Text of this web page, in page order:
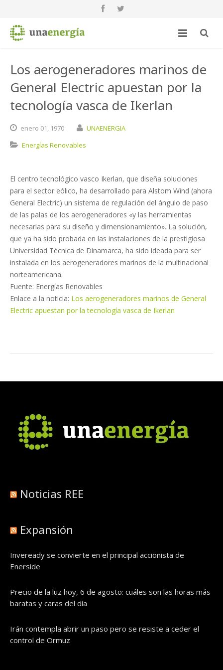
Los aerogeneradores marinos de
General Electric apuestan por la
tecnología vasca de Ikerlan
enero 01, 1970
UNAENERGIA
Energías Renovables
El centro tecnológico vasco Ikerlan, que diseña soluciones
para el sector eólico, ha desarrollado para Alstom Wind (ahora
General Electric) un sistema de regulación del ángulo de paso
de las palas de los aerogeneradores «y las herramientas
necesarias para su diseño y dimensionamiento». La solución,
que ya ha sido probada en las instalaciones de la prestigiosa
Universidad Técnica de Dinamarca, ha sido ideada para ser
instalada en los aerogeneradores marinos de la multinacional
norteamericana.
Fuente: Energías Renovables
Enlace a la noticia: Los aerogeneradores marinos de General
Electric apuestan por la tecnología vasca de Ikerlan
Noticias REE
Expansión
Inveready se convierte en el principal accionista de
Enerside
Precio de la luz hoy, 6 de agosto: cuáles son las horas más
baratas y caras del día
Irán contempla abrir un paso pero se resiste a ceder el
control de Ormuz